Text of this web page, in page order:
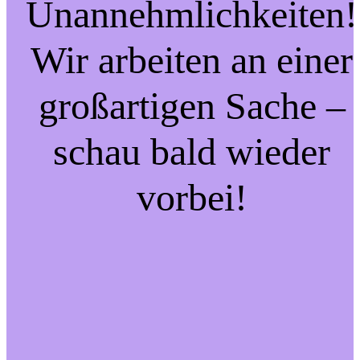
Unannehmlichkeiten!
Wir arbeiten an einer
großartigen Sache –
schau bald wieder
vorbei!